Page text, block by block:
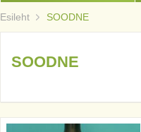
Esileht SOODNE
SOODNE